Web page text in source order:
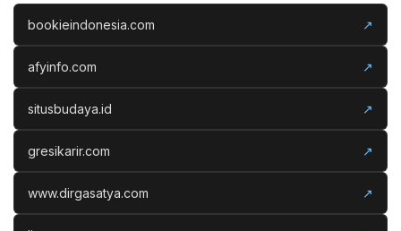
bookieindonesia.com ↗
afyinfo.com ↗
situsbudaya.id ↗
gresikarir.com ↗
www.dirgasatya.com ↗